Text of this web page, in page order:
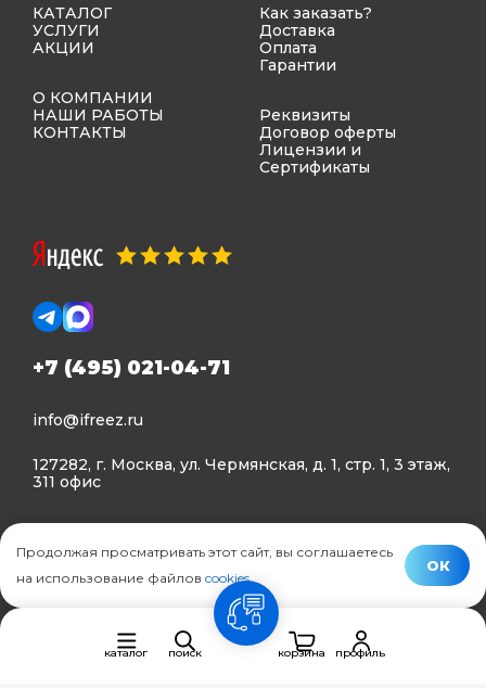
КАТАЛОГ
УСЛУГИ
АКЦИИ
О КОМПАНИИ
НАШИ РАБОТЫ
КОНТАКТЫ
Как заказать?
Доставка
Оплата
Гарантии
Реквизиты
Договор оферты
Лицензии и
Сертификаты
+7 (495) 021-04-71
info@ifreez.ru
127282, г. Москва, ул. Чермянская, д. 1, стр. 1, 3 этаж,
311 офис
Политика конфиденциальности
Политика использования Cookies
© Ifreez - продажа и установка климатической техники,
каталог поиск
связь
корзина
профиль
Продолжая просматривать этот сайт, вы соглашаетесь
на использование файлов cookies.
ОК